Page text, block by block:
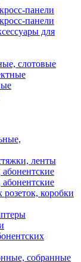
панели
панели
для
слотовые
ленты
коробки
собранные